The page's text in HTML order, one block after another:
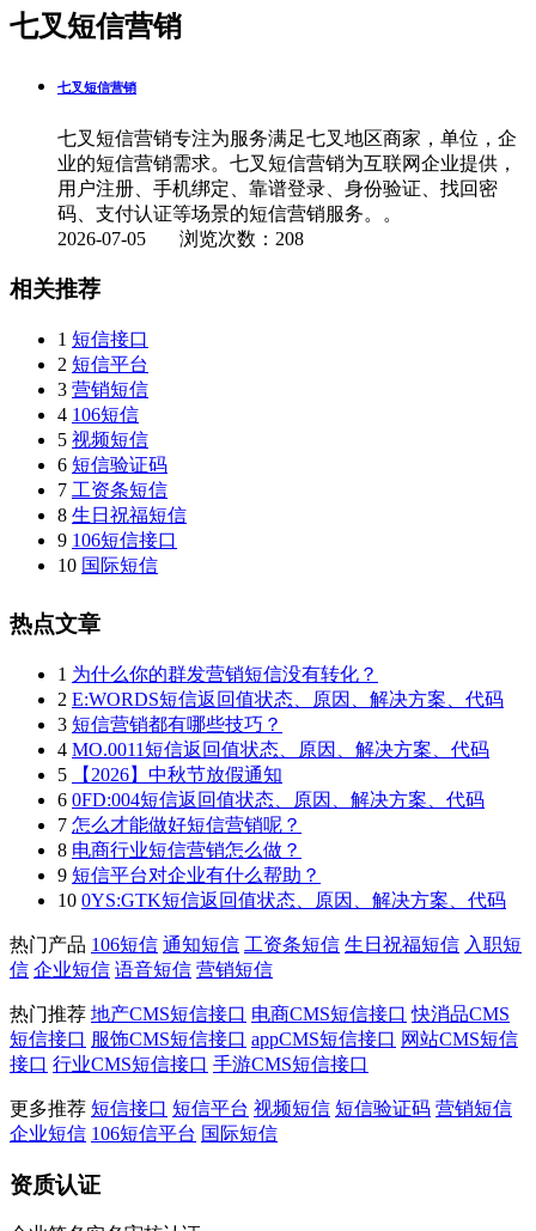
七叉短信营销
七叉短信营销
七叉短信营销专注为服务满足七叉地区商家，单位，企
业的短信营销需求。七叉短信营销为互联网企业提供，
用户注册、手机绑定、靠谱登录、身份验证、找回密
码、支付认证等场景的短信营销服务。。
2026-07-05 浏览次数：208
相关推荐
1 短信接口
2 短信平台
3 营销短信
4 106短信
5 视频短信
6 短信验证码
7 工资条短信
8 生日祝福短信
9 106短信接口
10 国际短信
热点文章
1 为什么你的群发营销短信没有转化？
2 E:WORDS短信返回值状态、原因、解决方案、代码
3 短信营销都有哪些技巧？
4 MO.0011短信返回值状态、原因、解决方案、代码
5
【2026】中秋节放假通知
6 0FD:004短信返回值状态、原因、解决方案、代码
7 怎么才能做好短信营销呢？
8 电商行业短信营销怎么做？
9 短信平台对企业有什么帮助？
10 0YS:GTK短信返回值状态、原因、解决方案、代码
热门产品 106短信 通知短信 工资条短信 生日祝福短信 入职短
信 企业短信 语音短信 营销短信
热门推荐 地产CMS短信接口 电商CMS短信接口 快消品CMS
短信接口 服饰CMS短信接口 appCMS短信接口 网站CMS短信
接口 行业CMS短信接口 手游CMS短信接口
更多推荐 短信接口 短信平台 视频短信 短信验证码 营销短信
企业短信 106短信平台 国际短信
资质认证